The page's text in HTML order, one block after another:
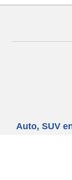
Auto, SUV